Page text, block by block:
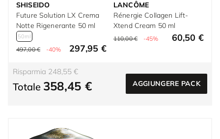
SHISEIDO
Future Solution LX Crema
Notte Rigenerante 50 ml
50ml
497,00 € -40% 297,95 €
LANCÔME
Rénergie Collagen Lift-
Xtend Cream 50 ml
110,00 € -45% 60,50 €
Risparmia 248,55 €
Totale 358,45 € AGGIUNGERE PACK